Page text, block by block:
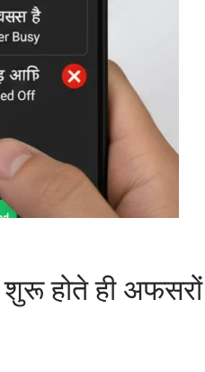
होते ही